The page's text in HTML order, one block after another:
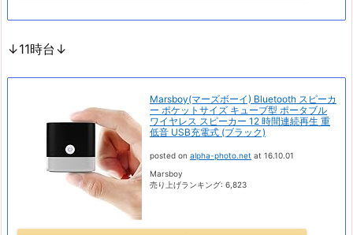
↓11時台↓
Marsboy(マーズボーイ) Bluetooth スピーカ
ー ポケットサイズ キューブ型 ポータブル
ワイヤレス スピーカー 12 時間連続再生 重
低音 USB充電式 (ブラック)
posted on alpha-photo.net at 16.10.01
Marsboy
売り上げランキング: 6,823